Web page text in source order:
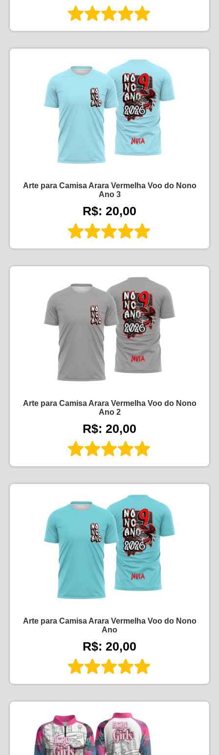
Arte para Camisa Arara Vermelha Voo do Nono
Ano 3
R$: 20,00
Arte para Camisa Arara Vermelha Voo do Nono
Ano 2
R$: 20,00
Arte para Camisa Arara Vermelha Voo do Nono
Ano
R$: 20,00